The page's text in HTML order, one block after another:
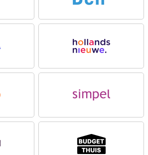
slimme portretfuncties
het ideale beeld vast. Met de twee
extreem veel detail vast, zelfs als je later
kwaliteitsverlies. Ideaal als je flexibiliteit
snel en nauwkeurig scherp. De OPPO
met zoom en groothoek
10x optische zoom haal je verre